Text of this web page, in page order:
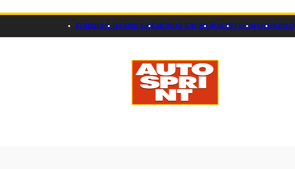
FORMULA 1FORMULA EMONDO RACINGRALLYPISTAFOTOVIDEO